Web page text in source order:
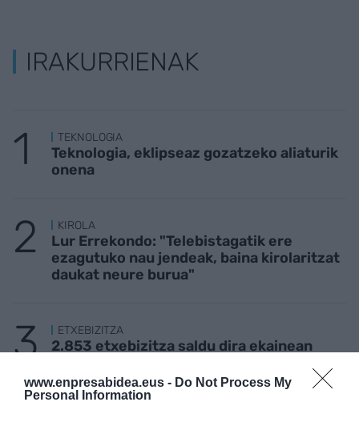
www.enpresabidea.eus - Do Not Process My
Personal Information
IRAKURRIENAK
TEKNOLOGIA
Teknologia, eklipseaz gozatzeko aliaturik
onena
KIROLA
Lur Errekondo: "Telebistagatik ere
ezagutuko nau jendeak, baina kirolaritzat
daukat neure burua"
ETXEBIZITZA
2.853 etxebizitza saldu dira ekainean